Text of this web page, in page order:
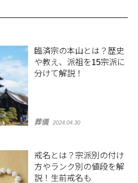
臨済宗の本山とは？歴史
や教え、派祖を15宗派に
分けて解説！
葬儀 2024.04.30
戒名とは？宗派別の付け
方やランク別の値段を解
説！生前戒名も